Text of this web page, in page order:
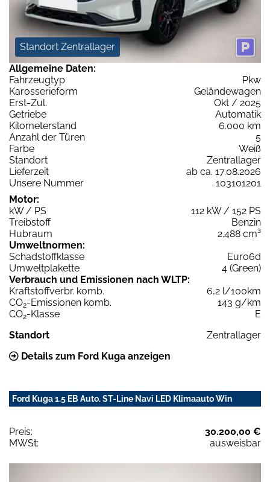
Standort Zentrallager
Allgemeine Daten:
Fahrzeugtyp
Pkw
Karosserieform
Geländewagen
Erst-Zul.
Okt / 2025
Getriebe
Automatik
Kilometerstand
6.000 km
Anzahl der Türen
5
Farbe
Weiß
Standort
Zentrallager
Lieferzeit
ab ca. 17.08.2026
Unsere Nummer
103101201
Motor:
kW / PS
112 kW / 152 PS
Treibstoff
Benzin
Hubraum
2.488 cm³
Umweltnormen:
Schadstoffklasse
Euro6d
Umweltplakette
4 (Green)
Verbrauch und Emissionen nach WLTP:
Kraftstoffverbr. komb.
6,2 l/100km
CO2-Emissionen komb.
143 g/km
CO2-Klasse
E
Standort
Zentrallager
Details zum Ford Kuga anzeigen
Ford Kuga 1.5 EB Auto. ST-Line Navi LED Klimaauto Win
Preis:
30.200,00 €
MWSt:
ausweisbar